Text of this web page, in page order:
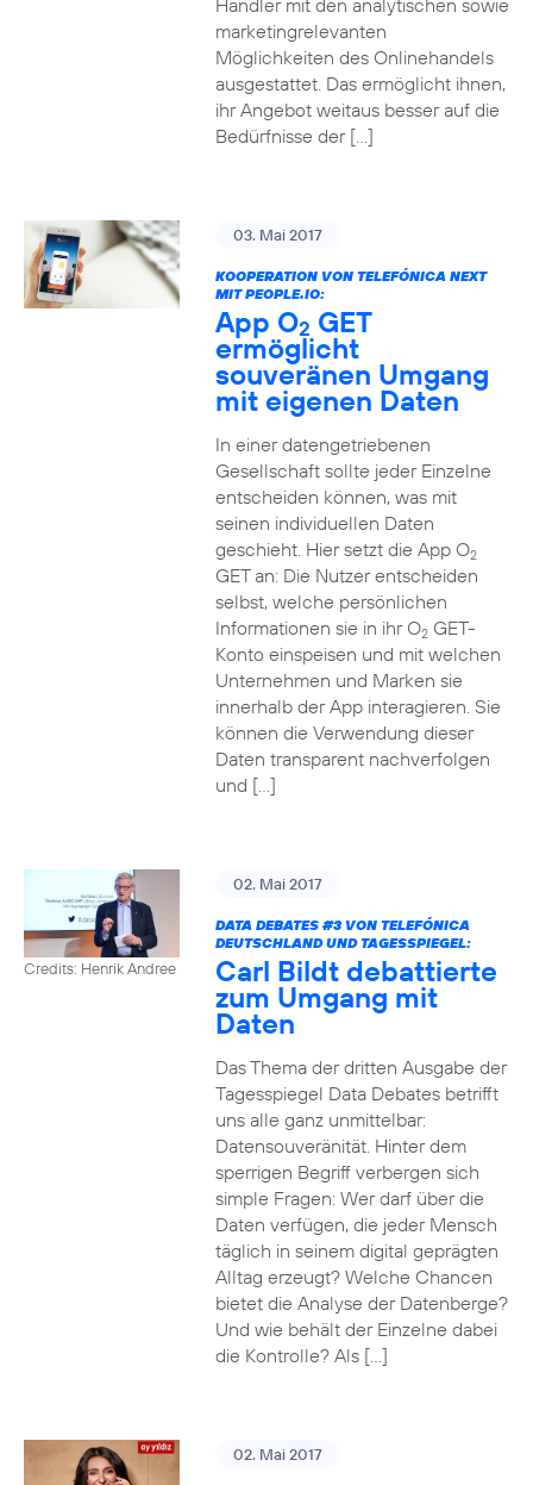
Händler mit den analytischen sowie
marketingrelevanten
Möglichkeiten des Onlinehandels
ausgestattet. Das ermöglicht ihnen,
ihr Angebot weitaus besser auf die
Bedürfnisse der […]
03. Mai 2017
KOOPERATION VON TELEFÓNICA NEXT
MIT PEOPLE.IO:
App O2 GET
ermöglicht
souveränen Umgang
mit eigenen Daten
In einer datengetriebenen
Gesellschaft sollte jeder Einzelne
entscheiden können, was mit
seinen individuellen Daten
geschieht. Hier setzt die App O2
GET an: Die Nutzer entscheiden
selbst, welche persönlichen
Informationen sie in ihr O2GET-
Konto einspeisen und mit welchen
Unternehmen und Marken sie
innerhalb der App interagieren. Sie
können die Verwendung dieser
Daten transparent nachverfolgen
und […]
Credits: Henrik Andree
02. Mai 2017
DATA DEBATES #3VON TELEFÓNICA
DEUTSCHLAND UND TAGESSPIEGEL:
Carl Bildt debattierte
zum Umgang mit
Daten
Das Thema der dritten Ausgabe der
Tagesspiegel Data Debates betrifft
uns alle ganz unmittelbar:
Datensouveränität. Hinter dem
sperrigen Begriff verbergen sich
simple Fragen: Wer darf über die
Daten verfügen, die jeder Mensch
täglich in seinem digital geprägten
Alltag erzeugt? Welche Chancen
bietet die Analyse der Datenberge?
Und wie behält der Einzelne dabei
die Kontrolle? Als […]
02. Mai 2017